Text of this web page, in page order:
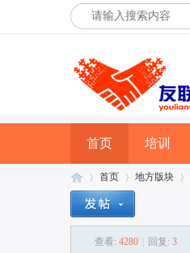
首页 培训
首页
›
地方版块
›
查看: 4280 回复: 3